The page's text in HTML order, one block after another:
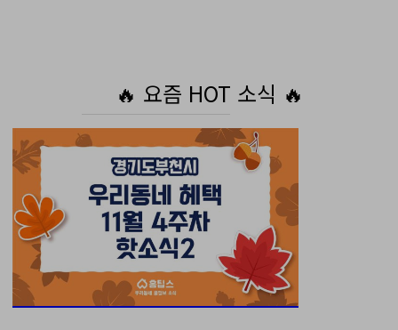
🔥 요즘 HOT 소식 🔥